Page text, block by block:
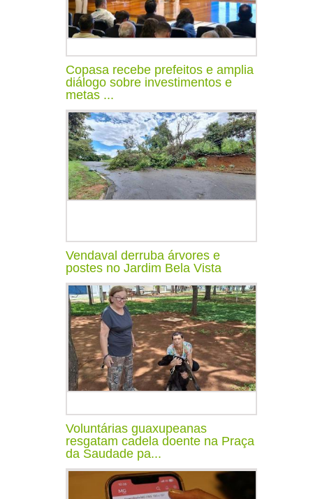
Copasa recebe prefeitos e amplia
diálogo sobre investimentos e
metas ...
Vendaval derruba árvores e
postes no Jardim Bela Vista
Voluntárias guaxupeanas
resgatam cadela doente na Praça
da Saudade pa...